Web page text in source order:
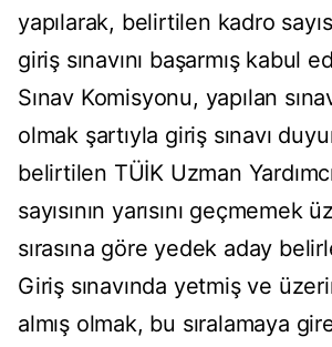
yapılarak, belirtilen kadro
giriş sınavını başarmış kabul
Sınav Komisyonu, yapılan
olmak şartıyla giriş sınavı
belirtilen TÜİK Uzman
sayısının yarısını geçmemek
sırasına göre yedek aday
Giriş sınavında yetmiş ve
almış olmak, bu sıralamaya